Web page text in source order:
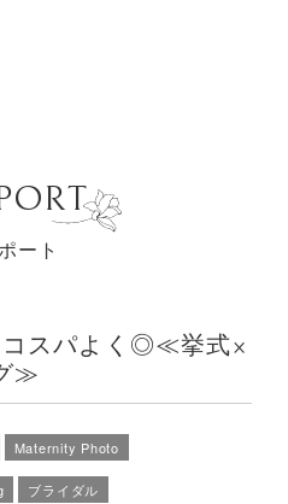
ート
コスパよく◎≪挙式×
≫
Maternity Photo
ブライダル